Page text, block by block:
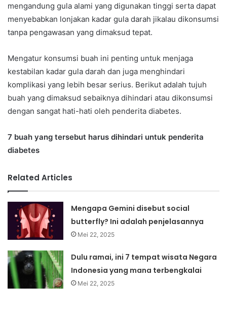
mengandung gula alami yang digunakan tinggi serta dapat
menyebabkan lonjakan kadar gula darah jikalau dikonsumsi
tanpa pengawasan yang dimaksud tepat.
Mengatur konsumsi buah ini penting untuk menjaga
kestabilan kadar gula darah dan juga menghindari
komplikasi yang lebih besar serius. Berikut adalah tujuh
buah yang dimaksud sebaiknya dihindari atau dikonsumsi
dengan sangat hati-hati oleh penderita diabetes.
7 buah yang tersebut harus dihindari untuk penderita
diabetes
Related Articles
Mengapa Gemini disebut social
butterfly? Ini adalah penjelasannya
Mei 22, 2025
Dulu ramai, ini 7 tempat wisata Negara
Indonesia yang mana terbengkalai
Mei 22, 2025